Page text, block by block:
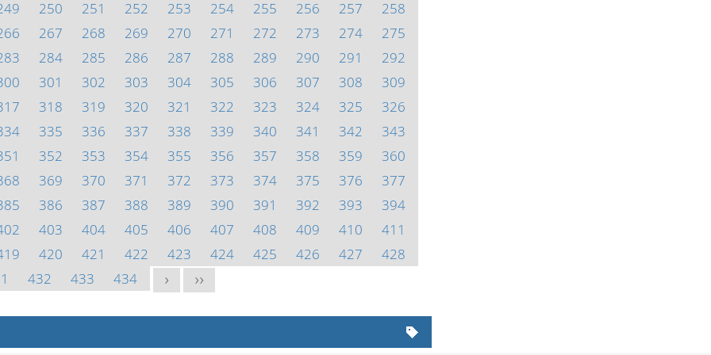
250 251 252 253 254 255 256 257
258
267 268 269 270 271 272 273 274
275
284 285 286 287 288 289 290 291
292
301 302 303 304 305 306 307 308
309
318 319 320 321 322 323 324 325
326
335 336 337 338 339 340 341 342
343
352 353 354 355 356 357 358 359
360
369 370 371 372 373 374 375 376
377
386 387 388 389 390 391 392 393
394
403 404 405 406 407 408 409 410
411
420 421 422 423 424 425 426 427
428
432 433 434 > >>